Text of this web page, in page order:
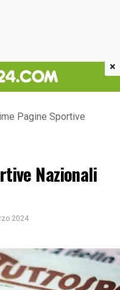
Pagine Sportive
Nazionali
2024
×